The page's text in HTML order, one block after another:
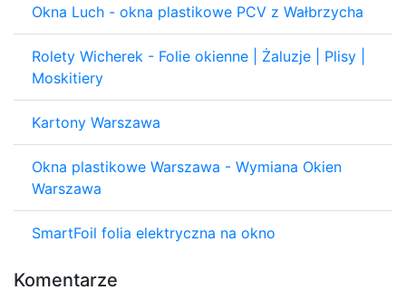
Okna Luch - okna plastikowe PCV z Wałbrzycha
Rolety Wicherek - Folie okienne | Żaluzje | Plisy |
Moskitiery
Kartony Warszawa
Okna plastikowe Warszawa - Wymiana Okien
Warszawa
SmartFoil folia elektryczna na okno
Komentarze